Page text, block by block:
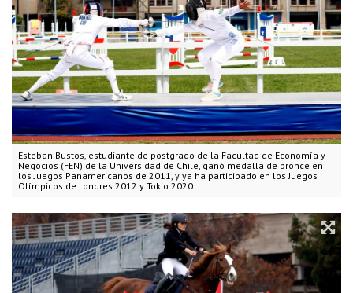
Esteban Bustos, estudiante de postgrado de la Facultad de Economía y
Negocios (FEN) de la Universidad de Chile, ganó medalla de bronce en
los Juegos Panamericanos de 2011, y ya ha participado en los Juegos
Olímpicos de Londres 2012 y Tokio 2020.